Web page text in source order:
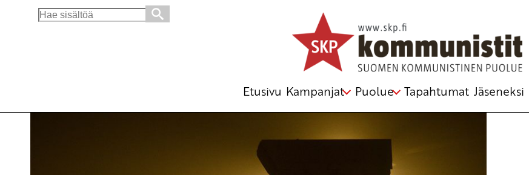
Search
Etusivu Kampanjat Puolue Tapahtumat Jäseneksi
Kommunistit vastustavat kansalaisten laajamittaista verkkovakoilua ja valvontaa